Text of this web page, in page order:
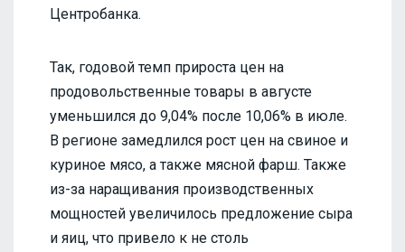
Центробанка.
Так, годовой темп прироста цен на
продовольственные товары в августе
уменьшился до 9,04% после 10,06% в июле.
В регионе замедлился рост цен на свиное и
куриное мясо, а также мясной фарш. Также
из-за наращивания производственных
мощностей увеличилось предложение сыра
и яиц, что привело к не столь